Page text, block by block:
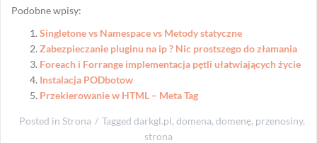
Podobne wpisy:
Singletone vs Namespace vs Metody statyczne
Zabezpieczanie pluginu na ip ? Nic prostszego do złamania
Foreach i Forrange implementacja pętli ułatwiających życie
Instalacja PODbotow
Przekierowanie w HTML – Meta Tag
Posted in Strona Tagged darkgl.pl, domena, domenę, przenosiny,
strona